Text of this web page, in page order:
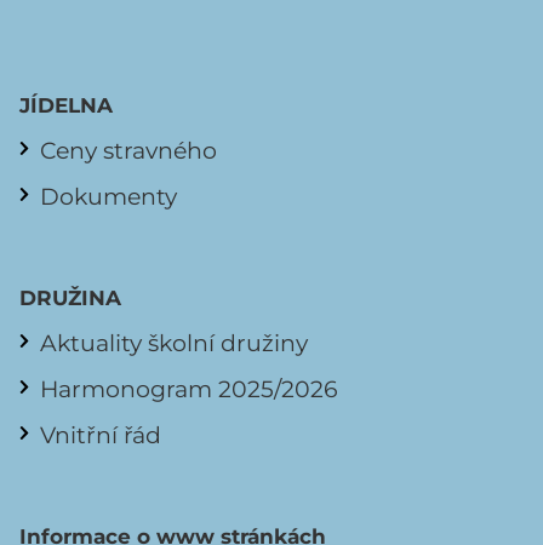
JÍDELNA
Ceny stravného
Dokumenty
DRUŽINA
Aktuality školní družiny
Harmonogram 2025/2026
Vnitřní řád
Informace o www stránkách